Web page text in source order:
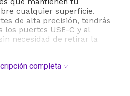
cualquier superficie.
de alta precisión, tendrás
los puertos USB-C y al
necesidad de retirar la
integral no solo resguarda
completa